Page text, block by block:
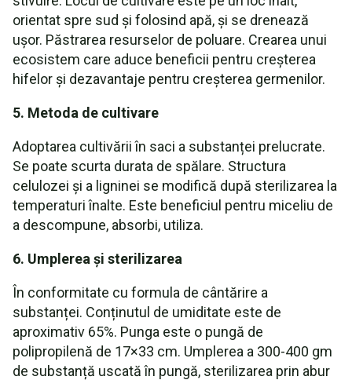
orientat spre sud și folosind apă, și se drenează
ușor. Păstrarea resurselor de poluare. Crearea unui
ecosistem care aduce beneficii pentru creșterea
hifelor și dezavantaje pentru creșterea germenilor.
5. Metoda de cultivare
Adoptarea cultivării în saci a substanței prelucrate.
Se poate scurta durata de spălare. Structura
celulozei și a ligninei se modifică după sterilizarea la
temperaturi înalte. Este beneficiul pentru miceliu de
a descompune, absorbi, utiliza.
6. Umplerea și sterilizarea
În conformitate cu formula de cântărire a
substanței. Conținutul de umiditate este de
aproximativ 65%. Punga este o pungă de
polipropilenă de 17×33 cm. Umplerea a 300-400 gm
de substanță uscată în pungă, sterilizarea prin abur